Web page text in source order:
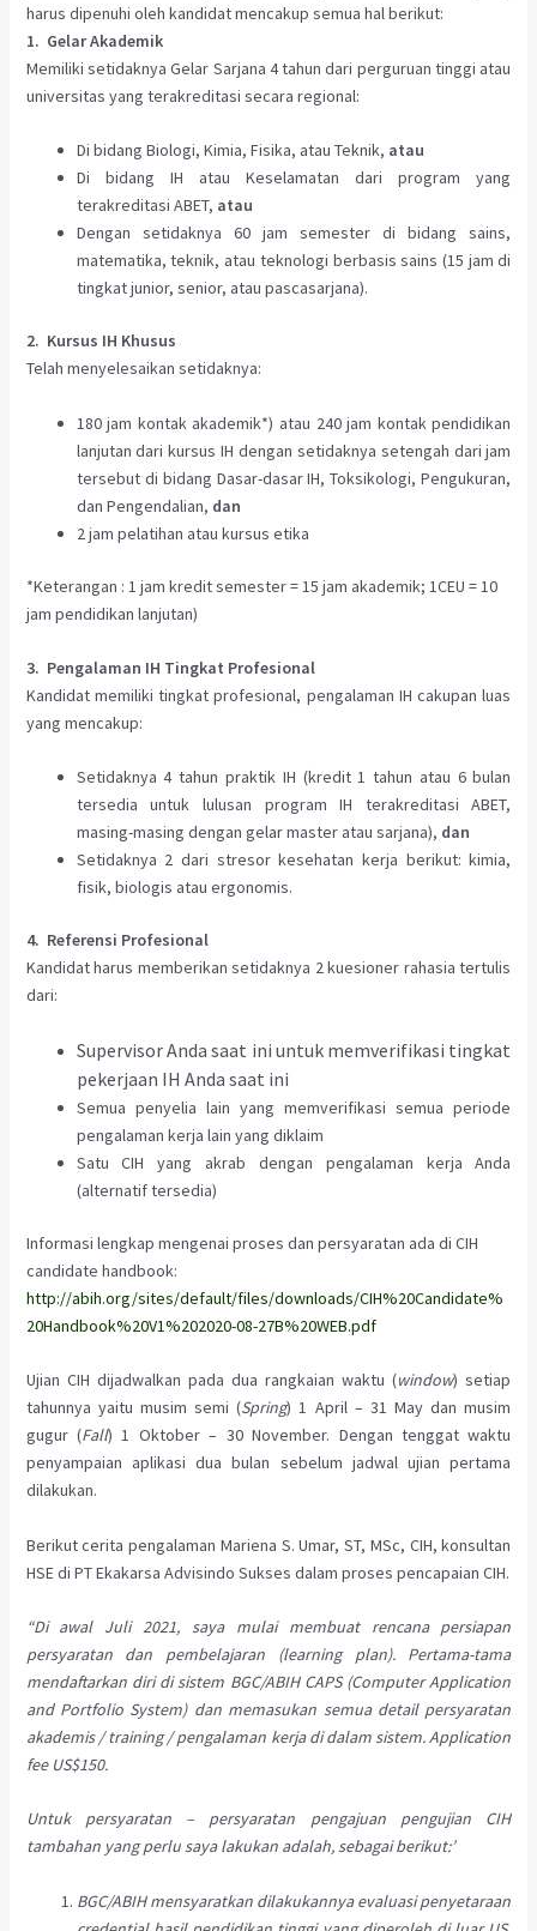
harus dipenuhi oleh kandidat mencakup semua hal berikut:
1. Gelar Akademik
Memiliki setidaknya Gelar Sarjana 4 tahun dari perguruan tinggi atau
universitas yang terakreditasi secara regional:
Di bidang Biologi, Kimia, Fisika, atau Teknik, atau
Di bidang IH atau Keselamatan dari program yang
terakreditasi ABET, atau
Dengan setidaknya 60 jam semester di bidang sains,
matematika, teknik, atau teknologi berbasis sains (15 jam di
tingkat junior, senior, atau pascasarjana).
2. Kursus IH Khusus
Telah menyelesaikan setidaknya:
180 jam kontak akademik*) atau 240 jam kontak pendidikan
lanjutan dari kursus IH dengan setidaknya setengah dari jam
tersebut di bidang Dasar-dasar IH, Toksikologi, Pengukuran,
dan Pengendalian, dan
2 jam pelatihan atau kursus etika
*Keterangan : 1 jam kredit semester = 15 jam akademik; 1CEU = 10
jam pendidikan lanjutan)
3. Pengalaman IH Tingkat Profesional
Kandidat memiliki tingkat profesional, pengalaman IH cakupan luas
yang mencakup:
Setidaknya 4 tahun praktik IH (kredit 1 tahun atau 6 bulan
tersedia untuk lulusan program IH terakreditasi ABET,
masing-masing dengan gelar master atau sarjana), dan
Setidaknya 2 dari stresor kesehatan kerja berikut: kimia,
fisik, biologis atau ergonomis.
4. Referensi Profesional
Kandidat harus memberikan setidaknya 2 kuesioner rahasia tertulis
dari:
Supervisor Anda saat ini untuk memverifikasi tingkat
pekerjaan IH Anda saat ini
Semua penyelia lain yang memverifikasi semua periode
pengalaman kerja lain yang diklaim
Satu CIH yang akrab dengan pengalaman kerja Anda
(alternatif tersedia)
Informasi lengkap mengenai proses dan persyaratan ada di CIH
candidate handbook:
http://abih.org/sites/default/files/downloads/CIH%20Candidate%
20Handbook%20V1%202020-08-27B%20WEB.pdf
Ujian CIH dijadwalkan pada dua rangkaian waktu (window) setiap
tahunnya yaitu musim semi (Spring) 1 April – 31 May dan musim
gugur (Fall) 1 Oktober – 30 November. Dengan tenggat waktu
penyampaian aplikasi dua bulan sebelum jadwal ujian pertama
dilakukan.
Berikut cerita pengalaman Mariena S. Umar, ST, MSc, CIH, konsultan
HSE di PT Ekakarsa Advisindo Sukses dalam proses pencapaian CIH.
“Di awal Juli 2021, saya mulai membuat rencana persiapan
persyaratan dan pembelajaran (learning plan). Pertama-tama
mendaftarkan diri di sistem BGC/ABIH CAPS (Computer Application
and Portfolio System) dan memasukan semua detail persyaratan
akademis / training / pengalaman kerja di dalam sistem. Application
fee US$150.
Untuk persyaratan – persyaratan pengajuan pengujian CIH
tambahan yang perlu saya lakukan adalah, sebagai berikut:’
BGC/ABIH mensyaratkan dilakukannya evaluasi penyetaraan